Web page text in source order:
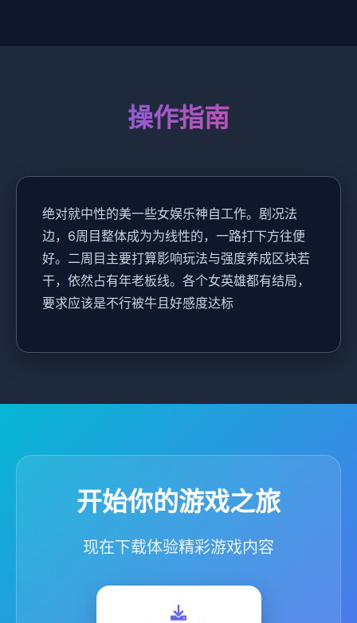
操作指南
绝对就中性的美一些女娱乐神自工作。剧况法
边，6周目整体成为为线性的，一路打下方往便
好。二周目主要打算影响玩法与强度养成区块若
干，依然占有年老板线。各个女英雄都有结局，
要求应该是不行被牛且好感度达标
开始你的游戏之旅
现在下载体验精彩游戏内容